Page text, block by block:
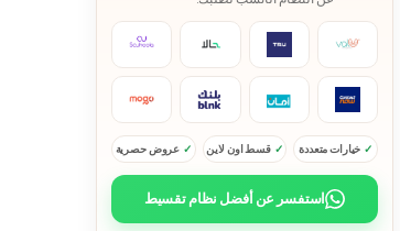
خيارات متعددة قسط اون لاين عروض حصرية
استفسر عن أفضل نظام تقسيط